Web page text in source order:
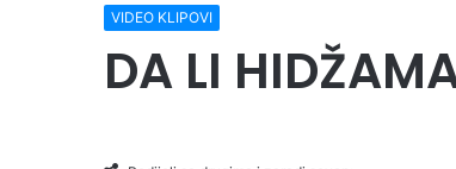
VIDEO KLIPOVI
DA LI